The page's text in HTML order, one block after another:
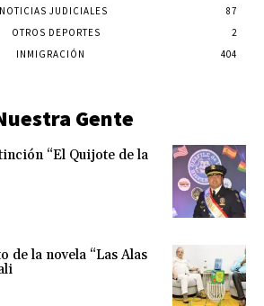
NOTICIAS JUDICIALES
87
OTROS DEPORTES
2
INMIGRACIÓN
404
Gente
“El Quijote de la
de la novela “Las Alas